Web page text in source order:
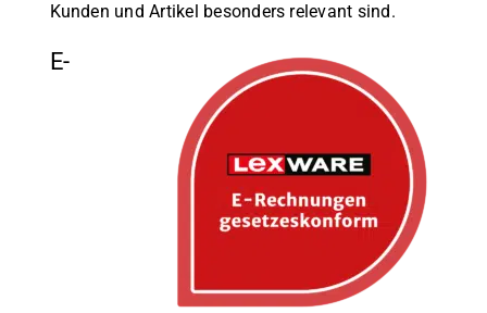
Kunden und Artikel besonders relevant sind.
E-